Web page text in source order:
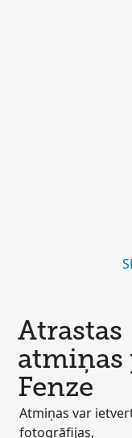
Atrastas
atmiņas
Fenze
Atmiņas var
fotogrāfijas,